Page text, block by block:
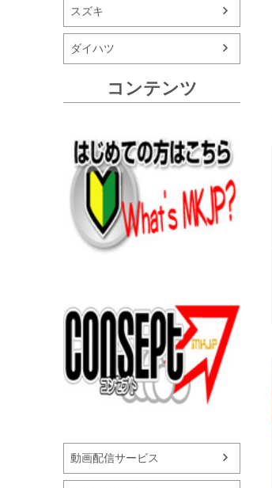
スズキ
ダイハツ
コンテンツ
動画配信サービス